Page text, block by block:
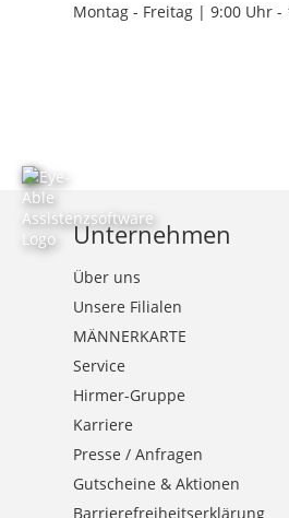
Montag - Freitag | 9:00 Uhr -
Unternehmen
Über uns
Unsere Filialen
MÄNNERKARTE
Service
Hirmer-Gruppe
Karriere
Presse / Anfragen
Gutscheine & Aktionen
Barrierefreiheitserklärung